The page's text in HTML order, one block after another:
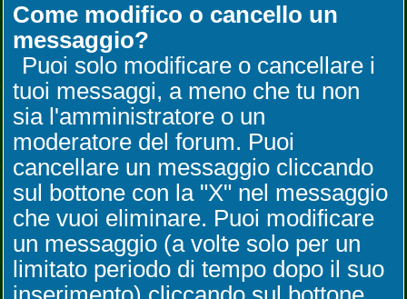
Come modifico o cancello un
messaggio?
Puoi solo modificare o cancellare i
tuoi messaggi, a meno che tu non
sia l'amministratore o un
moderatore del forum. Puoi
cancellare un messaggio cliccando
sul bottone con la "X" nel messaggio
che vuoi eliminare. Puoi modificare
un messaggio (a volte solo per un
limitato periodo di tempo dopo il suo